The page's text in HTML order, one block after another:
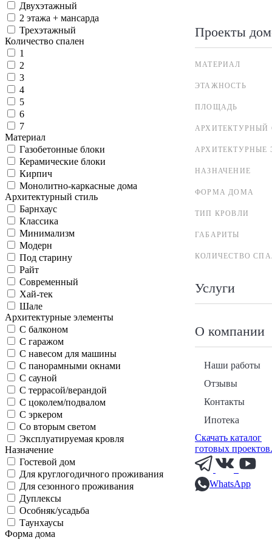
Проекты
МАТЕРИАЛ
ЭТАЖНОСТЬ
ПЛОЩАДЬ
АРХИТЕКТУРНЫЙ
АРХИТЕКТУРНЫЕ
НАЗНАЧЕНИЕ
ФОРМА ДОМА
ТИП КРОВЛИ
ГАБАРИТЫ
КОЛИЧЕСТВО
Услуги
О компании
Наши работы
Отзывы
Контакты
Ипотека
Скачать каталог
готовых
WhatsApp
Двухэтажный
2 этажа + мансарда
Трехэтажный
Количество спален
1
2
3
4
5
6
7
Материал
Газобетонные блоки
Керамические блоки
Кирпич
Монолитно-каркасные дома
Архитектурный стиль
Барнхаус
Классика
Минимализм
Модерн
Под старину
Райт
Современный
Хай-тек
Шале
Архитектурные элементы
С балконом
С гаражом
С навесом для машины
С панорамными окнами
С сауной
С террасой/верандой
С цоколем/подвалом
С эркером
Со вторым светом
Эксплуатируемая кровля
Назначение
Гостевой дом
Для круглогодичного проживания
Для сезонного проживания
Дуплексы
Особняк/усадьба
Таунхаусы
Форма дома